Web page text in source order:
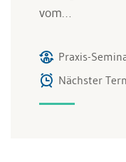
vom…
Praxis-
Nächster